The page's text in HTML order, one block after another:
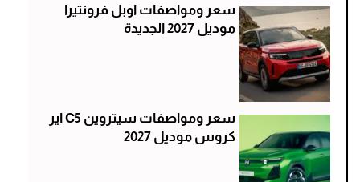
سعر ومواصفات اوبل فرونتيرا
موديل 2027 الجديدة
سعر ومواصفات سيتروين C5 اير
كروس موديل 2027